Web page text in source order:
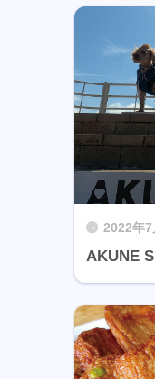
2022年7
AKUNE